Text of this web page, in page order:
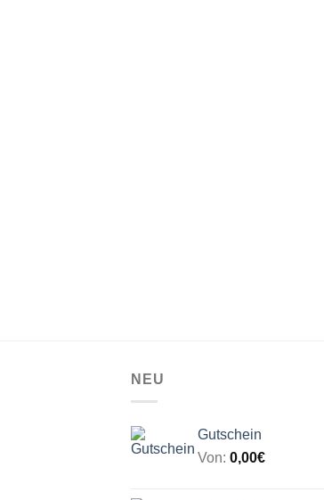
NEU
Gutschein
Von: 0,00€